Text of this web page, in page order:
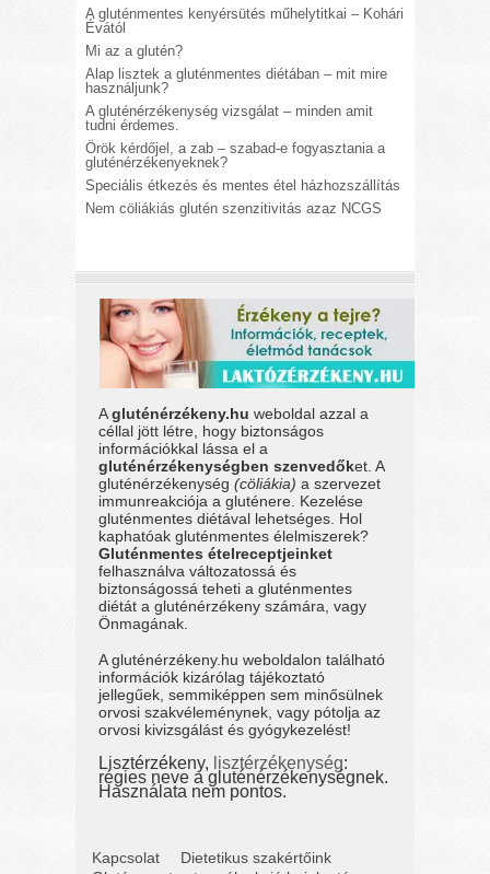
A gluténmentes kenyérsütés műhelytitkai – Kohári
Évától
Mi az a glutén?
Alap lisztek a gluténmentes diétában – mit mire
használjunk?
A gluténérzékenység vizsgálat – minden amit
tudni érdemes.
Örök kérdőjel, a zab – szabad-e fogyasztania a
gluténérzékenyeknek?
Speciális étkezés és mentes étel házhozszállítás
Nem cöliákiás glutén szenzitivitás azaz NCGS
Agluténérzékeny.hu weboldal azzal a
céllal jött létre, hogy biztonságos
információkkal lássa el a
gluténérzékenységben szenvedőket. A
gluténérzékenység(cöliákia) a szervezet
immunreakciója a gluténere. Kezelése
gluténmentes diétával lehetséges. Hol
kaphatóak gluténmentes élelmiszerek?
Gluténmentes ételreceptjeinket
felhasználva változatossá és
biztonságossá teheti a gluténmentes
diétát a gluténérzékeny számára, vagy
Önmagának.
A gluténérzékeny.hu weboldalon található
információk kizárólag tájékoztató
jellegűek, semmiképpen sem minősülnek
orvosi szakvéleménynek, vagy pótolja az
orvosi kivizsgálást és gyógykezelést!
Lisztérzékeny, lisztérzékenység:
régies neve a gluténérzékenységnek.
Használata nem pontos.
Kapcsolat
Dietetikus szakértőink